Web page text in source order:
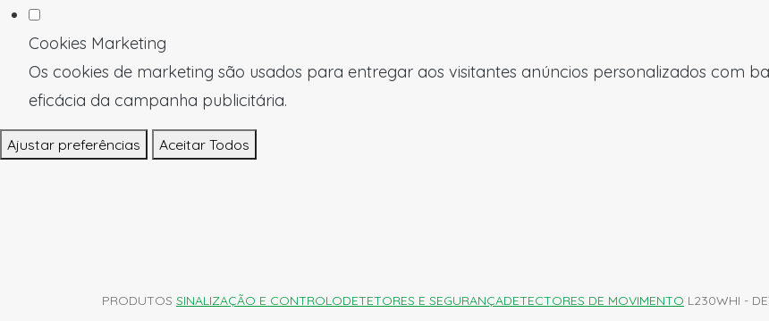
Cookies Marketing
Os cookies de marketing são usados para entregar aos visitantes anúncios personalizados com
eficácia da campanha publicitária.
Ajustar preferências Aceitar Todos
PRODUTOS SINALIZAÇÃO E CONTROLODETETORES E SEGURANÇADETECTORES DE MOVIMENTO L230WHI -